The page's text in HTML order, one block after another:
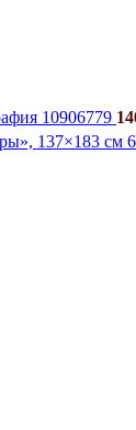
10906779
137×183 см